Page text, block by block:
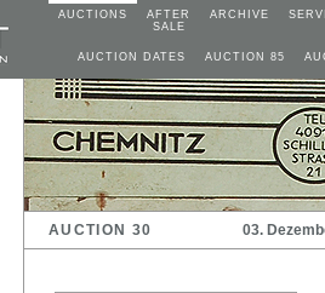
AUCTIONS
AFTER
SALE
ARCHIVE
AUCTION DATES AUCTION 85
AUCTION 30 03.